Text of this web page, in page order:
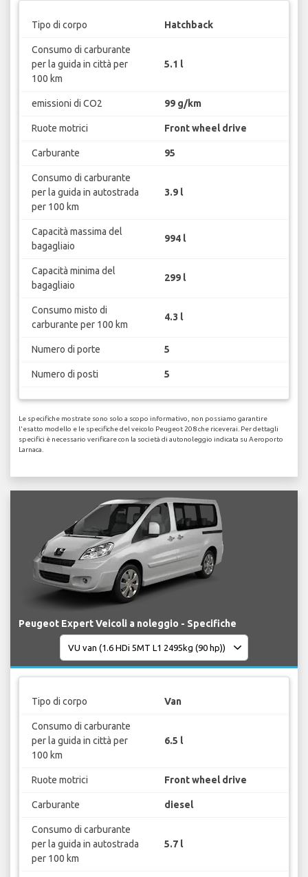
Tipo di corpo Hatchback
Consumo di carburante
per la guida in città per
100 km
5.1 l
emissioni di CO2 99 g/km
Ruote motrici Front wheel drive
Carburante 95
Consumo di carburante
per la guida in autostrada
per 100 km
3.9 l
Capacità massima del
bagagliaio
994 l
Capacità minima del
bagagliaio
299 l
Consumo misto di
carburante per 100 km
4.3 l
Numero di porte 5
Numero di posti 5
Le specifiche mostrate sono solo a scopo informativo, non possiamo garantire
l'esatto modello e le specifiche del veicolo Peugeot 208 che riceverai. Per dettagli
specifici è necessario verificare con la società di autonoleggio indicata su Aeroporto
Larnaca.
Peugeot Expert Veicoli a noleggio - Specifiche
Tipo di corpo Van
Consumo di carburante
per la guida in città per
100 km
6.5 l
Ruote motrici Front wheel drive
Carburante diesel
Consumo di carburante
per la guida in autostrada
per 100 km
5.7 l